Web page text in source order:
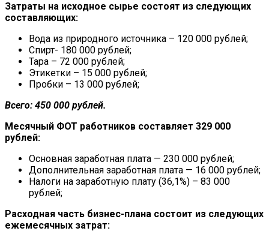
Затраты на исходное сырье состоят из следующих
составляющих:
Вода из природного источника – 120 000 рублей;
Спирт- 180 000 рублей;
Тара – 72 000 рублей;
Этикетки – 15 000 рублей;
Пробки – 13 000 рублей;
Всего: 450 000 рублей.
Месячный ФОТ работников составляет 329 000
рублей:
Основная заработная плата — 230 000 рублей;
Дополнительная заработная плата — 16 000 рублей;
Налоги на заработную плату (36,1%) – 83 000
рублей;
Расходная часть бизнес-плана состоит из следующих
ежемесячных затрат: